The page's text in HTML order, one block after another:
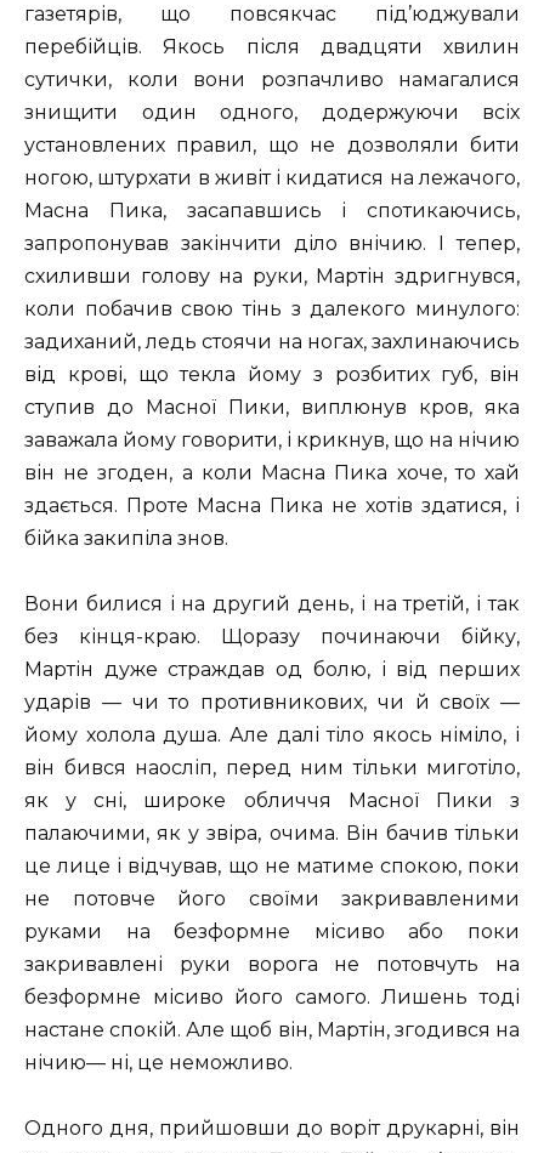
газетярів, що повсякчас під’юджували
перебійців. Якось після двадцяти хвилин
сутички, коли вони розпачливо намагалися
знищити один одного, додержуючи всіх
установлених правил, що не дозволяли бити
ногою, штурхати в живіт і кидатися на лежачого,
Масна Пика, засапавшись і спотикаючись,
запропонував закінчити діло внічию. І тепер,
схиливши голову на руки, Мартін здригнувся,
коли побачив свою тінь з далекого минулого:
задиханий, ледь стоячи на ногах, захлинаючись
від крові, що текла йому з розбитих губ, він
ступив до Масної Пики, виплюнув кров, яка
заважала йому говорити, і крикнув, що на нічию
він не згоден, а коли Масна Пика хоче, то хай
здається. Проте Масна Пика не хотів здатися, і
бійка закипіла знов.
Вони билися і на другий день, і на третій, і так
без кінця-краю. Щоразу починаючи бійку,
Мартін дуже страждав од болю, і від перших
ударів — чи то противникових, чи й своїх —
йому холола душа. Але далі тіло якось німіло, і
він бився наосліп, перед ним тільки миготіло,
як у сні, широке обличчя Масної Пики з
палаючими, як у звіра, очима. Він бачив тільки
це лице і відчував, що не матиме спокою, поки
не потовче його своїми закривавленими
руками на безформне місиво або поки
закривавлені руки ворога не потовчуть на
безформне місиво його самого. Лишень тоді
настане спокій. Але щоб він, Мартін, згодився на
нічию— ні, це неможливо.
Одного дня, прийшовши до воріт друкарні, він